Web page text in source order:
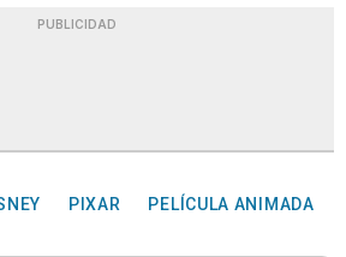
PUBLICIDAD
PIXAR
PELÍCULA ANIMADA